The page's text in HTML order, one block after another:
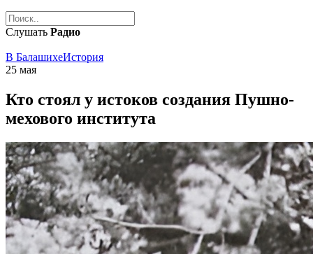
Слушать Радио
В БалашихеИстория
25 мая
Кто стоял у истоков создания Пушно-
мехового института